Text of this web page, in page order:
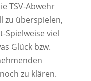
TSV-Abwehr
zu überspielen,
Spielweise viel
Glück bzw.
zu klären.